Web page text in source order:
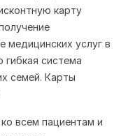
карту
медицинских услуг в
гибкая система
семей. Карты
всем пациентам и